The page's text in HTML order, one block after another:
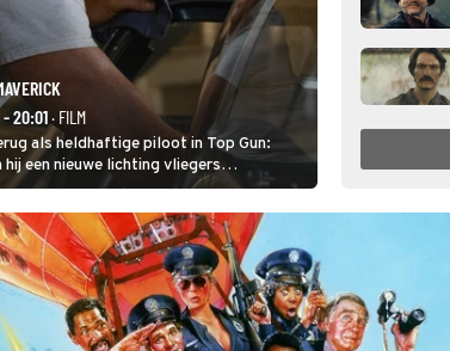
- 20:01· FILM
als heldhaftige piloot in Top Gun:
hij een nieuwe lichting vliegers
het echte werk.